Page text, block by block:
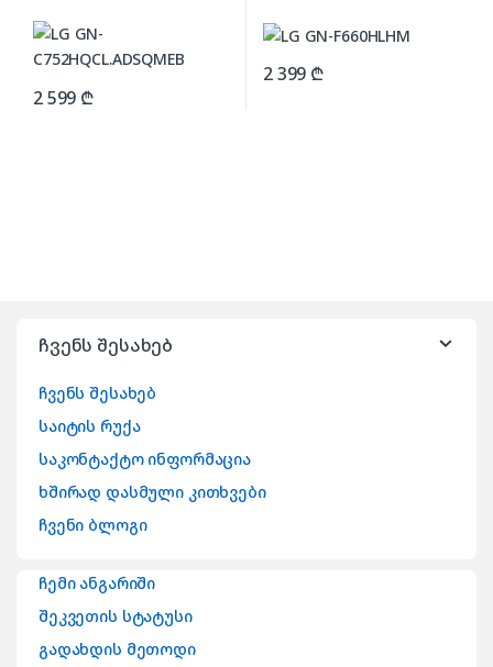
2 599 ₾
2 399 ₾
ჩვენს შესახებ
ჩვენს შესახებ
საიტის რუქა
საკონტაქტო ინფორმაცია
ხშირად დასმული კითხვები
ჩვენი ბლოგი
ჩემი ანგარიში
შეკვეთის სტატუსი
გადახდის მეთოდი